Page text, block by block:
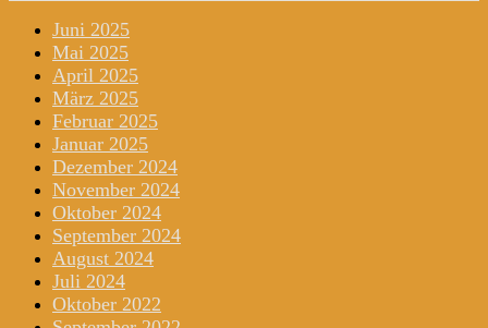
Juni 2025
Mai 2025
April 2025
März 2025
Februar 2025
Januar 2025
Dezember 2024
November 2024
Oktober 2024
September 2024
August 2024
Juli 2024
Oktober 2022